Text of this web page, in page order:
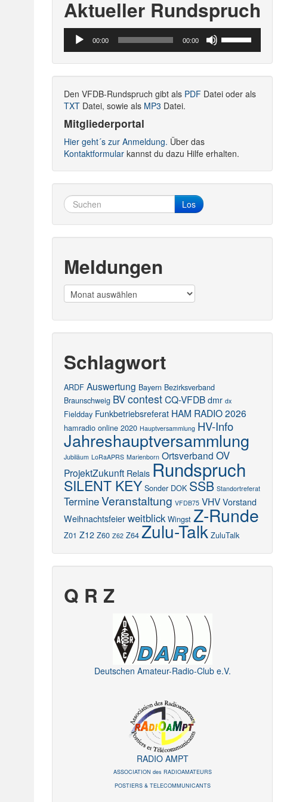
Aktueller Rundspruch
Audio-
Player
00:00 00:00
Hoch/Runter
Lautstärke
Den VFDB-Rundspruch gibt als PDF Datei oder als
TXT Datei, sowie als MP3 Datei.
Mitgliederportal
Hier geht´s zur Anmeldung. Über das
Kontaktformular kannst du dazu Hilfe erhalten.
Los
Meldungen
Meldungen
Schlagwort
ARDF Auswertung Bayern Bezirksverband
Braunschweig BVcontestCQ-VFDB dmr dx
Fieldday Funkbetriebsreferat HAM RADIO 2026
hamradio online 2020 Hauptversammlung HV-Info
Jahreshauptversammlung
Jubiläum LoRaAPRS Marienborn Ortsverband OV
ProjektZukunft Relais Rundspruch
SILENT KEY Sonder DOK SSB Standortreferat
TermineVeranstaltung VFDB75 VHV Vorstand
Weihnachtsfeier weitblick Wingst Z-Runde
Z01 Z12 Z60 Z62 Z64 Zulu-Talk ZuluTalk
Q R Z
Deutschen Amateur-Radio-Club e.V.
RADIO AMPT
ASSOCIATION des RADIOAMATEURS
POSTIERS & TELECOMMUNICANTS